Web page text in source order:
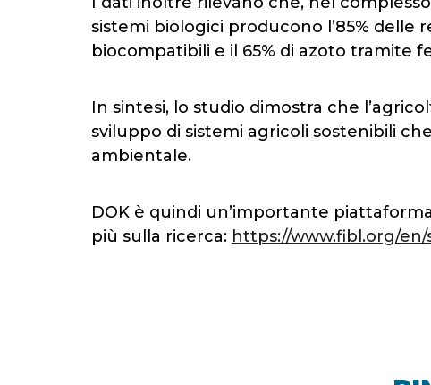
sistemi biologici producono l’85% delle
biocompatibili e il 65% di azoto tramite
In sintesi, lo studio dimostra che
sviluppo di sistemi agricoli sostenibili
ambientale.
DOK è quindi un’importante
più sulla ricerca: https://www.fibl.org/